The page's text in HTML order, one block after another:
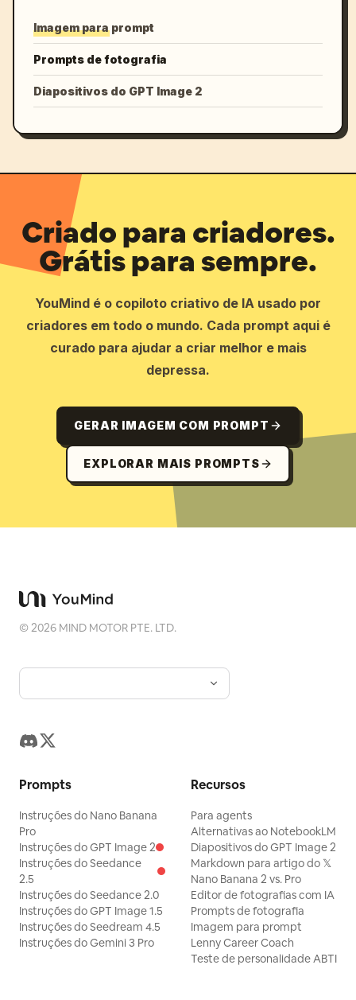
Imagem para prompt
Prompts de fotografia
Diapositivos do GPT Image 2
Criado para criadores.
Grátis para sempre.
YouMind é o copiloto criativo de IA usado por
criadores em todo o mundo. Cada prompt aqui é
curado para ajudar a criar melhor e mais
depressa.
GERAR IMAGEM COM PROMPT
EXPLORAR MAIS PROMPTS
©2026 MIND MOTOR PTE. LTD.
Prompts
Instruções do Nano Banana
Pro
Instruções do GPT Image 2
Instruções do Seedance
2.5
Instruções do Seedance 2.0
Instruções do GPT Image 1.5
Instruções do Seedream 4.5
Instruções do Gemini 3 Pro
Recursos
Para agents
Alternativas ao NotebookLM
Diapositivos do GPT Image 2
Markdown para artigo do 𝕏
Nano Banana 2 vs. Pro
Editor de fotografias com IA
Prompts de fotografia
Imagem para prompt
Lenny Career Coach
Teste de personalidade ABTI